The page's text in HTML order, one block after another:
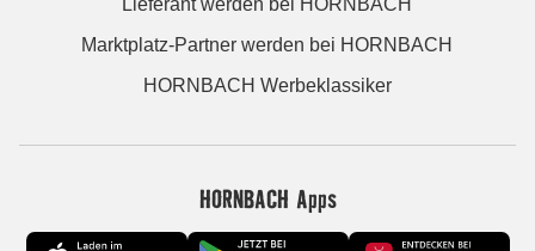
Lieferant werden bei HORNBACH
Marktplatz-Partner werden bei HORNBACH
HORNBACH Werbeklassiker
HORNBACH Apps